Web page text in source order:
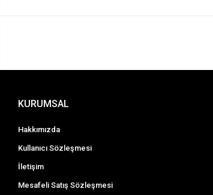
KURUMSAL
Hakkımızda
Kullanıcı Sözleşmesi
İletişim
Mesafeli Satış Sözleşmesi